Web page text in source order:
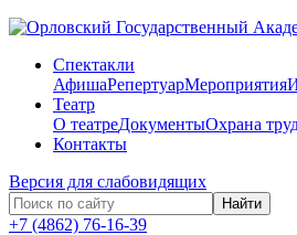
Спектакли
АфишаРепертуарМероприятия
Театр
О театреДокументыОхрана
Контакты
Версия для слабовидящих
Найти
+7 (4862) 76-16-39